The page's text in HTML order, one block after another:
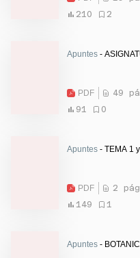
210
2
Apuntes -
PDF
49
91
0
Apuntes - TEMA 1
PDF
2
149
1
Apuntes -